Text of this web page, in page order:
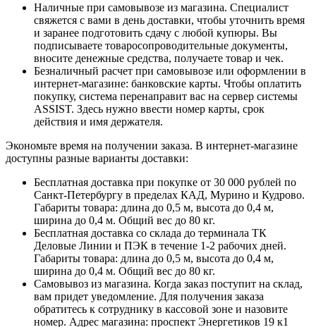
Наличные при самовывозе из магазина. Специалист
свяжется с вами в день доставки, чтобы уточнить время
и заранее подготовить сдачу с любой купюры. Вы
подписываете товаросопроводительные документы,
вносите денежные средства, получаете товар и чек.
Безналичный расчет при самовывозе или оформлении в
интернет-магазине: банковские карты. Чтобы оплатить
покупку, система перенаправит вас на сервер системы
ASSIST. Здесь нужно ввести номер карты, срок
действия и имя держателя.
Экономьте время на получении заказа. В интернет-магазине
доступны разные варианты доставки:
Бесплатная доставка при покупке от 30 000 рублей по
Санкт-Петербургу в пределах КАД, Мурино и Кудрово.
Габариты товара: длина до 0,5 м, высота до 0,4 м,
ширина до 0,4 м. Общий вес до 80 кг.
Бесплатная доставка со склада до терминала ТК
Деловые Линии и ПЭК в течение 1-2 рабочих дней.
Габариты товара: длина до 0,5 м, высота до 0,4 м,
ширина до 0,4 м. Общий вес до 80 кг.
Самовывоз из магазина. Когда заказ поступит на склад,
вам придет уведомление. Для получения заказа
обратитесь к сотруднику в кассовой зоне и назовите
номер. Адрес магазина: проспект Энергетиков 19 к1